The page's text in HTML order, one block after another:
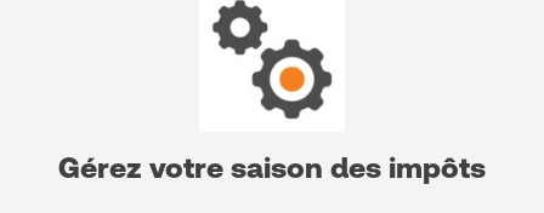
Gérez votre saison des impôts